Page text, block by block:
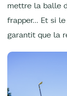
mettre la balle
frapper… Et si
garantit que la